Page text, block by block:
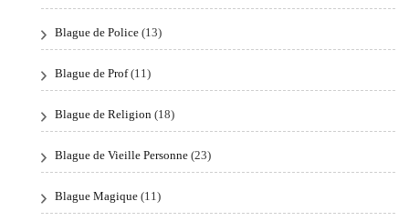
Blague de Police (13)
Blague de Prof(11)
Blague de Religion (18)
Blague de Vieille Personne (23)
Blague Magique (11)